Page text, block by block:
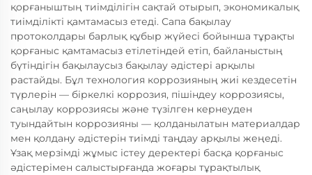
қорғаныштың тиімділігін сақтай отырып, экономикалық
тиімділікті қамтамасыз етеді. Сапа бақылау
протоколдары барлық құбыр жүйесі бойынша тұрақты
қорғаныс қамтамасыз етілетіндей етіп, байланыстың
бүтіндігін бақылаусыз бақылау әдістері арқылы
растайды. Бұл технология коррозияның жиі кездесетін
түрлерін — біркелкі коррозия, пішіндеу коррозиясы,
саңылау коррозиясы және түзілген кернеуден
туындайтын коррозияны — қолданылатын материалдар
мен қолдану әдістерін тиімді таңдау арқылы жеңеді.
Ұзақ мерзімді жұмыс істеу деректері басқа қорғаныс
әдістерімен салыстырғанда жоғары тұрақтылық